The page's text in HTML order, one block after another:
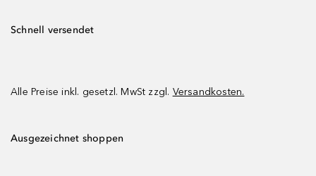
Schnell versendet
Alle Preise inkl. gesetzl. MwSt zzgl. Versandkosten.
Ausgezeichnet shoppen